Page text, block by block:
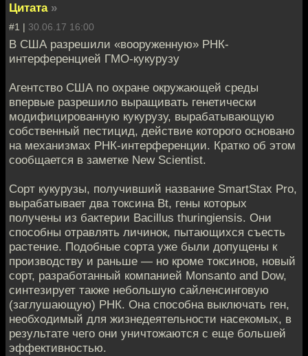
Цитата »
#1 | 30.06.17 16:00
В США разрешили «вооруженную» РНК-
интерференцией ГМО-кукурузу
Агентство США по охране окружающей среды
впервые разрешило выращивать генетически
модифицированную кукурузу, вырабатывающую
собственный пестицид, действие которого основано
на механизмах РНК-интерференции. Кратко об этом
сообщается в заметке New Scientist.
Сорт кукурузы, получивший название SmartStax Pro,
вырабатывает два токсина Bt, гены которых
получены из бактерии Bacillus thuringiensis. Они
способны отравлять личинок, пытающихся съесть
растение. Подобные сорта уже были допущены к
производству и раньше — но кроме токсинов, новый
сорт, разработанный компанией Monsanto and Dow,
синтезирует также небольшую сайленсинговую
(заглушающую) РНК. Она способна выключать ген,
необходимый для жизнедеятельности насекомых, в
результате чего они уничтожаются с еще большей
эффективностью.